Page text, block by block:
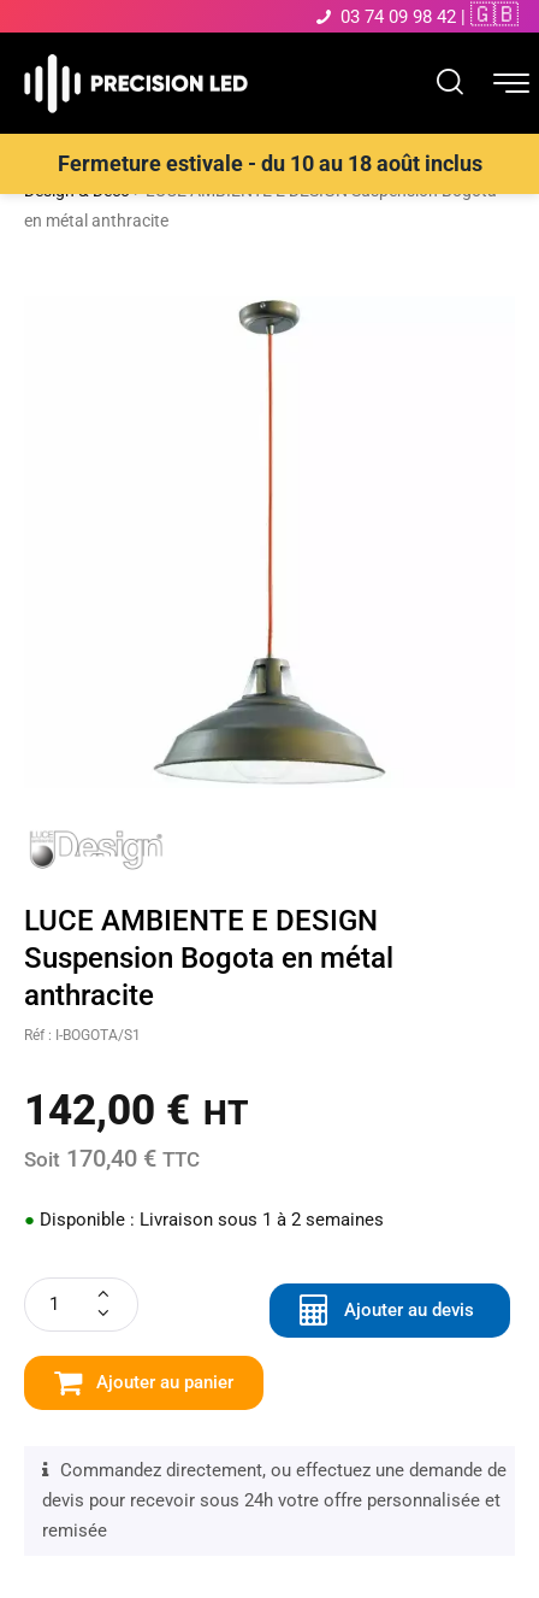
03 74 09 98 42 | 🇬🇧
Fermeture estivale - du 10 au 18 août inclus
Accueil>Boutique>ECLAIRAGE INTERIEUR LED>Suspensions
Design & Déco>LUCE AMBIENTE E DESIGN Suspension Bogota
en métal anthracite
LUCE AMBIENTE E DESIGN
Suspension Bogota en métal
anthracite
Réf : I-BOGOTA/S1
142,00 € HT
Soit 170,40 € TTC
● Disponible : Livraison sous 1 à 2 semaines
Ajouter au panier
Ajouter au devis
Commandez directement, ou effectuez une demande de
devis pour recevoir sous 24h votre offre personnalisée et
remisée